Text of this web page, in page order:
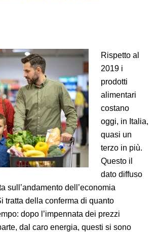
Rispetto al
2019 i
prodotti
alimentari
costano
oggi, in Italia,
quasi un
terzo in più.
Questo il
dato diffuso
sull’andamento dell’economia
tratta della conferma di quanto
dopo l’impennata dei prezzi
dal caro energia, questi si sono